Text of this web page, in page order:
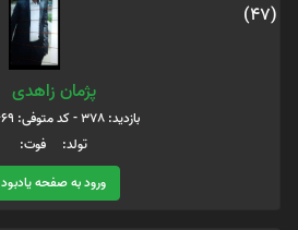
(47)
پژمان زاهدی
بازدید: 378 - کد متوفی: 6092669
تولد: فوت:
ورود به صفحه یادبود